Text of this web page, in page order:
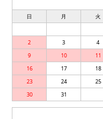
日
月 火
2
3 4
9
10 11
16
17 18
23
24 25
30
31